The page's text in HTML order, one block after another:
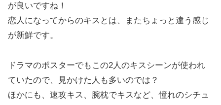
が良いですね！
恋人になってからのキスとは、またちょっと違う感じ
が新鮮です。
ドラマのポスターでもこの2人のキスシーンが使われ
ていたので、見かけた人も多いのでは？
ほかにも、速攻キス、腕枕でキスなど、憧れのシチュ